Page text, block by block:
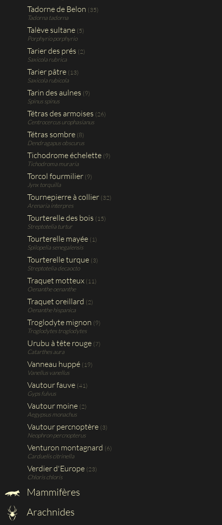
Tadorne de Belon (35)
Tadorna tadorna
Talève sultane (5)
Porphyrio porphyrio
Tarier des prés (2)
Saxicola rubrica
Tarier pâtre (13)
Saxicola rubicola
Tarin des aulnes (9)
Spinus spinus
Tétras des armoises (26)
Centrocercus urophasianus
Tétras sombre (8)
Dendragapus obscurus
Tichodrome échelette (9)
Tichodroma muraria
Torcol fourmilier (9)
Jynx torquilla
Tournepierre à collier (32)
Arenaria interpres
Tourterelle des bois (15)
Streptotelia turtur
Tourterelle mayée (1)
Spilopelia senegalensis
Tourterelle turque (3)
Streptotelia decaocto
Traquet motteux (11)
Oenanthe oenanthe
Traquet oreillard (2)
Oenanthe hispanica
Troglodyte mignon (9)
Troglodytes troglodytes
Urubu à tête rouge (7)
Catarthes aura
Vanneau huppé (19)
Vanellus vanellus
Vautour fauve (41)
Gyps fulvus
Vautour moine (2)
Aegypsus monachus
Vautour percnoptère (3)
Neophron percnopterus
Venturon montagnard (6)
Carduelis citrinella
Verdier d'Europe (23)
Chloris chloris
Mammifères
Arachnides